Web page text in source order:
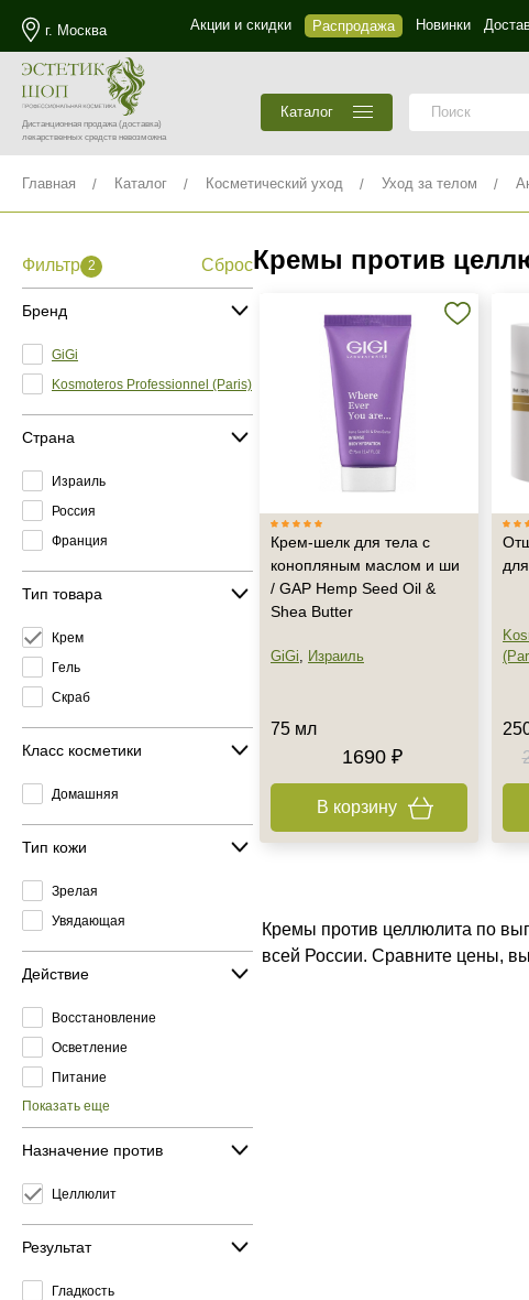
г. Москва Акции и скидки Распродажа Новинки
Дистанционная продажа(доставка)
лекарственных средств невозможна
Каталог
Главная Каталог Косметический уход Уход за телом
Фильтр 2 Сброс
Бренд
GiGi
Kosmoteros Professionnel (Paris)
Страна
Израиль
Россия
Франция
Тип товара
Крем
Гель
Скраб
Класс косметики
Домашняя
Тип кожи
Зрелая
Увядающая
Действие
Восстановление
Осветление
Питание
Показать еще
Назначение против
Целлюлит
Результат
Гладкость
Кремы против
Крем-шелк для тела с
конопляным маслом и ши
/ GAP Hemp Seed Oil &
Shea Butter
GiGi, Израиль
75 мл
1690 ₽
В корзину
Кремы против целлюлита по
всей России. Сравните цены,